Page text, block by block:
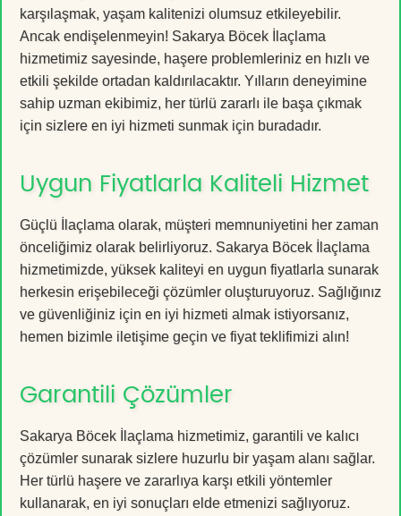
karşılaşmak, yaşam kalitenizi olumsuz etkileyebilir.
Ancak endişelenmeyin! Sakarya Böcek İlaçlama
hizmetimiz sayesinde, haşere problemleriniz en hızlı ve
etkili şekilde ortadan kaldırılacaktır. Yılların deneyimine
sahip uzman ekibimiz, her türlü zararlı ile başa çıkmak
için sizlere en iyi hizmeti sunmak için buradadır.
Uygun Fiyatlarla Kaliteli Hizmet
Güçlü İlaçlama olarak, müşteri memnuniyetini her zaman
önceliğimiz olarak belirliyoruz. Sakarya Böcek İlaçlama
hizmetimizde, yüksek kaliteyi en uygun fiyatlarla sunarak
herkesin erişebileceği çözümler oluşturuyoruz. Sağlığınız
ve güvenliğiniz için en iyi hizmeti almak istiyorsanız,
hemen bizimle iletişime geçin ve fiyat teklifimizi alın!
Garantili Çözümler
Sakarya Böcek İlaçlama hizmetimiz, garantili ve kalıcı
çözümler sunarak sizlere huzurlu bir yaşam alanı sağlar.
Her türlü haşere ve zararlıya karşı etkili yöntemler
kullanarak, en iyi sonuçları elde etmenizi sağlıyoruz.